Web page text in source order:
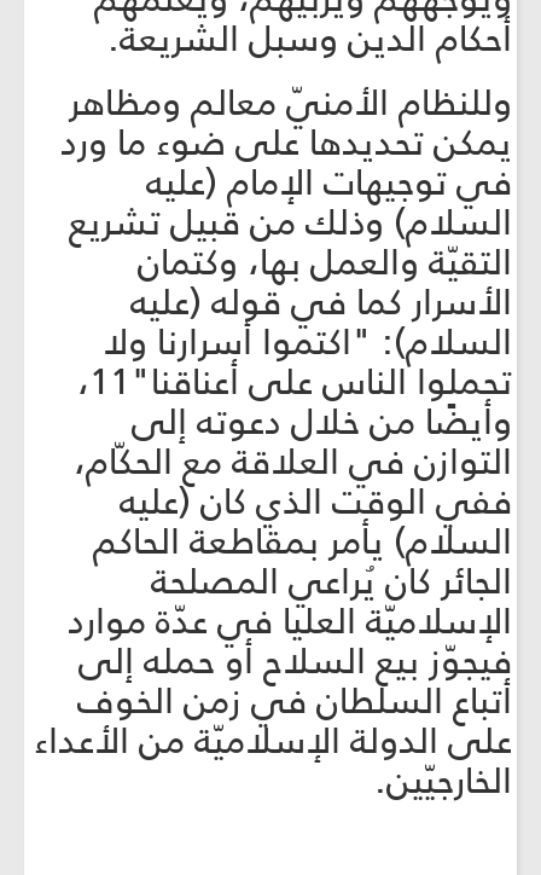
أحكام الدين وسبل الشريعة.
وللنظام الأمنيّ معالم ومظاهر
يمكن تحديدها على ضوء ما ورد
في توجيهات الإمام (عليه
السلام) وذلك من قبيل تشريع
التقيّة والعمل بها، وكتمان
الأسرار كما في قوله (عليه
السلام): "اكتموا أسرارنا ولا
تحملوا الناس على أعناقنا"11،
وأيضًا من خلال دعوته إلى
التوازن في العلاقة مع الحكّام،
ففي الوقت الذي كان (عليه
السلام) يأمر بمقاطعة الحاكم
الجائر كان يُراعي المصلحة
الإسلاميّة العليا في عدّة موارد
فيجوّز بيع السلاح أو حمله إلى
أتباع السلطان في زمن الخوف
على الدولة الإسلاميّة من الأعداء
الخارجيّين.